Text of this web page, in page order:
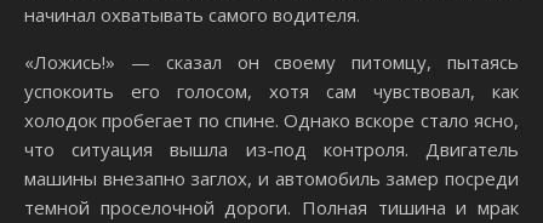
начинал охватывать самого водителя.
«Ложись!» — сказал он своему питомцу, пытаясь
успокоить его голосом, хотя сам чувствовал, как
холодок пробегает по спине. Однако вскоре стало ясно,
что ситуация вышла из-под контроля. Двигатель
машины внезапно заглох, и автомобиль замер посреди
темной проселочной дороги. Полная тишина и мрак